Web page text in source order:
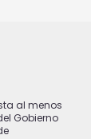
al menos
Gobierno